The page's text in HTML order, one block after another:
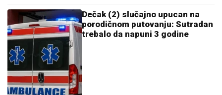
Dečak (2) slučajno upucan na
porodičnom putovanju: Sutradan
trebalo da napuni 3 godine